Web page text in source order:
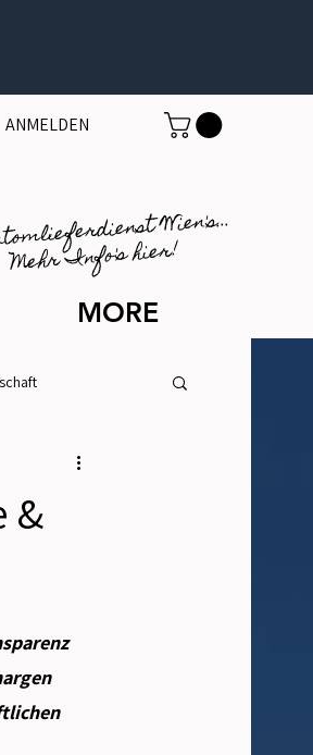
ANMELDEN
Wien's...
Mehr Info's hier!
MORE
&